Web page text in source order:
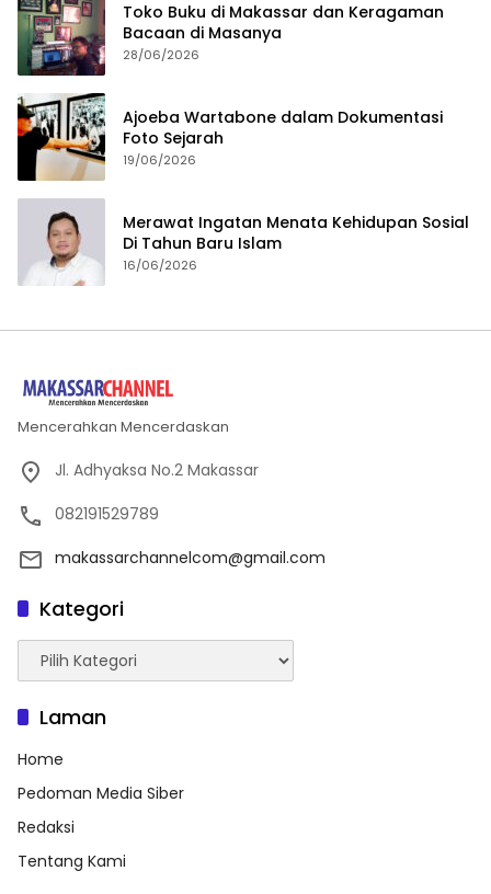
Toko Buku di Makassar dan Keragaman
Bacaan di Masanya
28/06/2026
Ajoeba Wartabone dalam Dokumentasi
Foto Sejarah
19/06/2026
Merawat Ingatan Menata Kehidupan Sosial
Di Tahun Baru Islam
16/06/2026
Mencerahkan Mencerdaskan
Jl. Adhyaksa No.2 Makassar
082191529789
makassarchannelcom@gmail.com
Kategori
Kategori
Laman
Home
Pedoman Media Siber
Redaksi
Tentang Kami